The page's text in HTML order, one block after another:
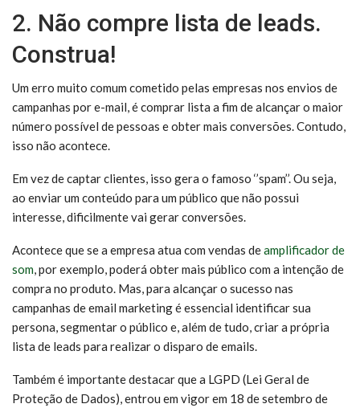
2. Não compre lista de leads.
Construa!
Um erro muito comum cometido pelas empresas nos envios de
campanhas por e-mail, é comprar lista a fim de alcançar o maior
número possível de pessoas e obter mais conversões. Contudo,
isso não acontece.
Em vez de captar clientes, isso gera o famoso ‘’spam’’. Ou seja,
ao enviar um conteúdo para um público que não possui
interesse, dificilmente vai gerar conversões.
Acontece que se a empresa atua com vendas deamplificador de
som, por exemplo, poderá obter mais público com a intenção de
compra no produto. Mas, para alcançar o sucesso nas
campanhas de email marketing é essencial identificar sua
persona, segmentar o público e, além de tudo, criar a própria
lista de leads para realizar o disparo de emails.
Também é importante destacar que a LGPD (Lei Geral de
Proteção de Dados), entrou em vigor em 18 de setembro de